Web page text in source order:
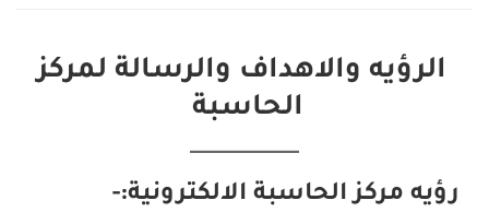
الرؤيه والاهداف والرسالة لمركز
الحاسبة
رؤيه مركز الحاسبة الالكترونية:-